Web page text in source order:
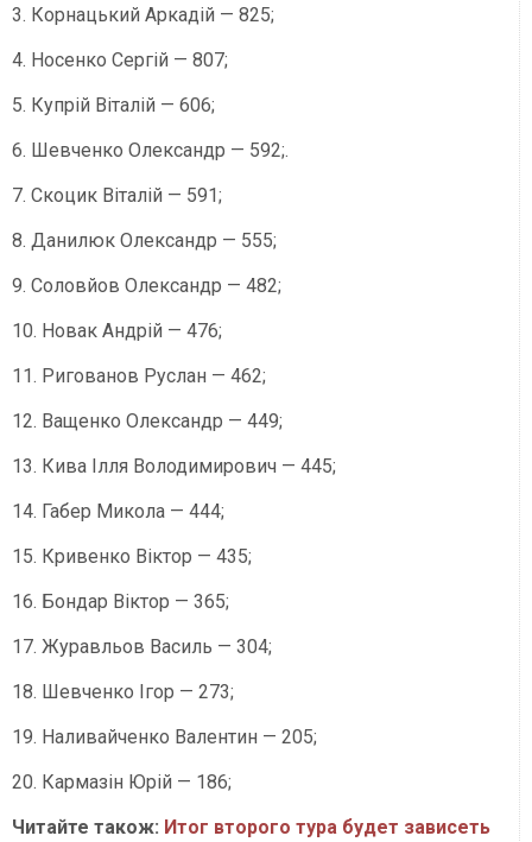
3. Корнацький Аркадій — 825;
4. Носенко Сергій — 807;
5. Купрій Віталій — 606;
6. Шевченко Олександр — 592;.
7. Скоцик Віталій — 591;
8. Данилюк Олександр — 555;
9. Соловйов Олександр — 482;
10. Новак Андрій — 476;
11. Ригованов Руслан — 462;
12. Ващенко Олександр — 449;
13. Кива Ілля Володимирович — 445;
14. Габер Микола — 444;
15. Кривенко Віктор — 435;
16. Бондар Віктор — 365;
17. Журавльов Василь — 304;
18. Шевченко Ігор — 273;
19. Наливайченко Валентин — 205;
20. Кармазін Юрій — 186;
Читайте також: Итог второго тура будет зависеть